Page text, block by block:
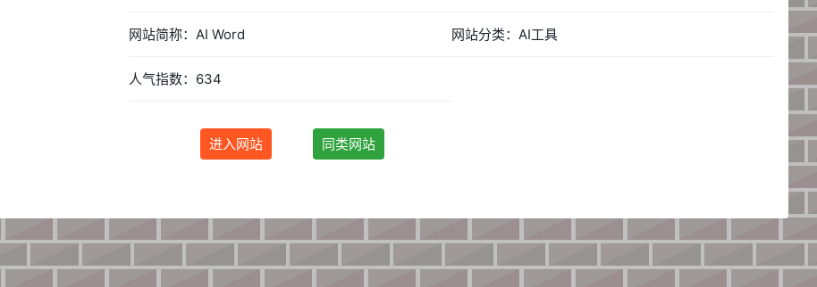
网站简称：AI Word 网站分类：AI工具
人气指数：634
进入网站 同类网站